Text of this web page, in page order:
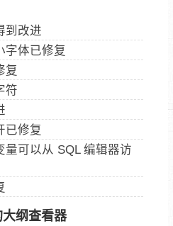
到改进
字体已修复
复
符
已修复
可以从 SQL 编辑器访
纲查看器